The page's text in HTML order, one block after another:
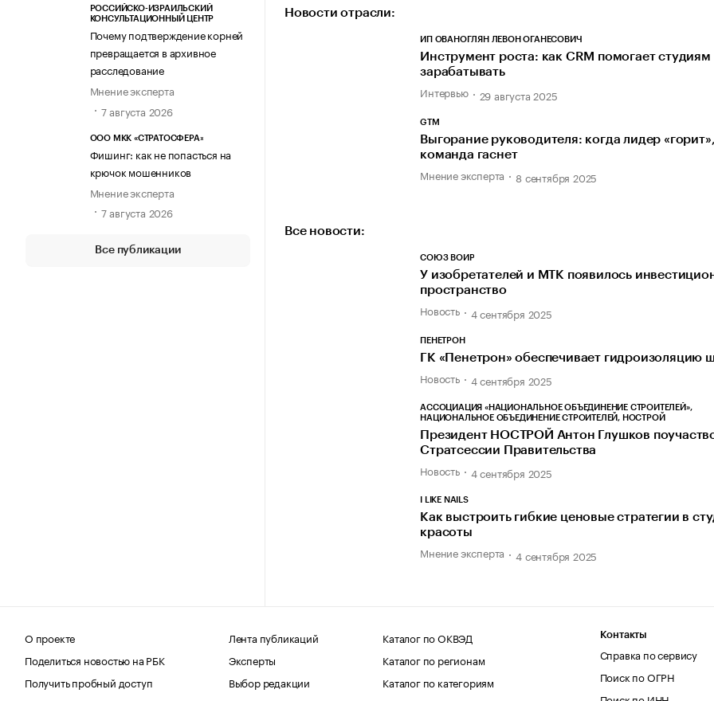
РОССИЙСКО-ИЗРАИЛЬСКИЙ
КОНСУЛЬТАЦИОННЫЙ ЦЕНТР
Почему подтверждение корней
превращается в архивное
расследование
Мнение эксперта
7 августа 2026
ООО МКК «СТРАТОСФЕРА»
Фишинг: как не попасться на
крючок мошенников
Мнение эксперта
7 августа 2026
Все публикации
Новости отрасли:
ИП ОВАНОГЛЯН ЛЕВОН ОГАНЕСОВИЧ
Инструмент роста: как CRM помогает студиям
зарабатывать
Интервью 29 августа 2025
GTM
Выгорание руководителя: когда лидер «горит»,
команда гаснет
Мнение эксперта 8 сентября 2025
Все новости:
СОЮЗ ВОИР
У изобретателей и МТК появилось
пространство
Новость 4 сентября 2025
ПЕНЕТРОН
ГК «Пенетрон» обеспечивает гидроизоляцию
Новость 4 сентября 2025
АССОЦИАЦИЯ «НАЦИОНАЛЬНОЕ ОБЪЕДИНЕНИЕ СТРОИТЕЛЕЙ»,
НАЦИОНАЛЬНОЕ ОБЪЕДИНЕНИЕ СТРОИТЕЛЕЙ, НОСТРОЙ
Президент НОСТРОЙ Антон Глушков
Стратсессии Правительства
Новость 4 сентября 2025
I LIKE NAILS
Как выстроить гибкие ценовые стратегии в
красоты
Мнение эксперта 4 сентября 2025
О проекте
Поделиться новостью на РБК
Получить пробный доступ
Лента публикаций
Эксперты
Выбор редакции
Каталог по ОКВЭД
Каталог по регионам
Каталог по категориям
Контакты
Справка по сервису
Поиск по ОГРН